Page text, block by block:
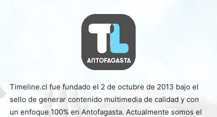
Timeline.cl fue fundado el 2 de octubre de 2013 bajo el
sello de generar contenido multimedia de calidad y con
un enfoque 100% en Antofagasta. Actualmente somos el